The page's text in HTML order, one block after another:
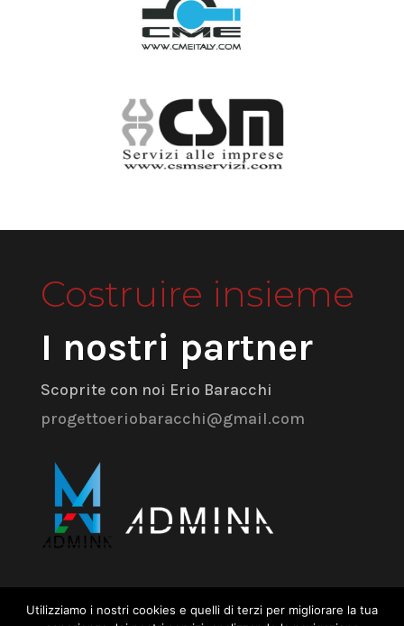
Costruire insieme
I nostri partner
Scoprite con noi Erio Baracchi
progettoeriobaracchi@gmail.com
Admina Srl
Utilizziamo i nostri cookies e quelli di terzi per migliorare la tua